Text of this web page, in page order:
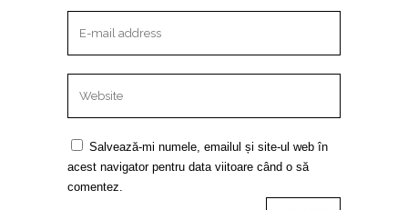
Salvează-mi numele, emailul și site-ul web în
acest navigator pentru data viitoare când o să
comentez.